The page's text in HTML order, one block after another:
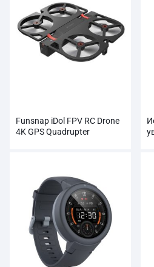
Funsnap iDol FPV RC Drone
4K GPS Quadrupter